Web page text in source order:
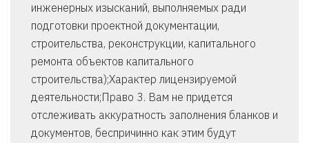
инженерных изысканий, выполняемых ради
подготовки проектной документации,
строительства, реконструкции, капитального
ремонта объектов капитального
строительства);Характер лицензируемой
деятельности;Право 3. Вам не придется
отслеживать аккуратность заполнения бланков и
документов, беспричинно как этим будут